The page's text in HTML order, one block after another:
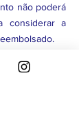
não poderá
considerar a
engano o